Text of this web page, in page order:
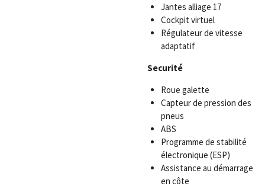
Jantes alliage 17
Cockpit virtuel
Régulateur de vitesse
adaptatif
Securité
Roue galette
Capteur de pression des
pneus
ABS
Programme de stabilité
électronique (ESP)
Assistance au démarrage
en côte